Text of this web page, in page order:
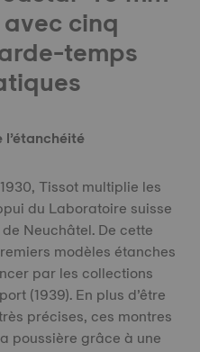
cinq
temps
l’étanchéité
Tissot multiplie les
du Laboratoire suisse
Neuchâtel. De cette
modèles étanches
par les collections
(1939). En plus d’être
précises, ces montres
poussière grâce à une